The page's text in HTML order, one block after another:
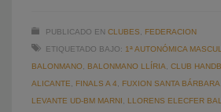
PUBLICADO EN CLUBES
FEDERACION
ETIQUETADO BAJO: 1ª AUTONÓMICA
BALONMANO
BALONMANO LLÍRIA CLUB
ALICANTE
FINALS A 4 FUXION SANTA BÁRBARA
LEVANTE UD-BM MARNI
LLORENS ELECFER